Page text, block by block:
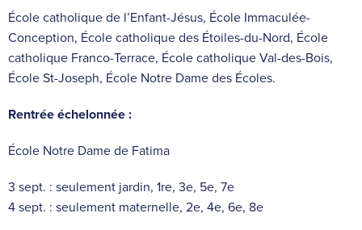
École catholique de l’Enfant-Jésus, École Immaculée-
Conception, École catholique des Étoiles-du-Nord, École
catholique Franco-Terrace, École catholique Val-des-Bois,
École St-Joseph, École Notre Dame des Écoles.
Rentrée échelonnée :
École Notre Dame de Fatima
3 sept. : seulement jardin, 1re, 3e, 5e, 7e
4 sept. : seulement maternelle, 2e, 4e, 6e, 8e